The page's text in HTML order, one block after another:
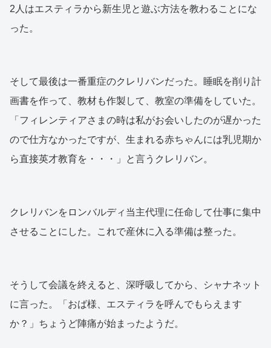
2人はエスティラから新生児と遊ぶ方法を教わることにな
った。
そして最後は一番重症のクレリバンだった。睡眠を削り計
画書を作って、教材も作製して、教室の準備をしていた。
「フィレンティアさまの時は私がお会いしたのが遅かった
ので仕方なかったですが、生まれる赤ちゃんには乳児期か
ら直接英才教育を・・・」と言うクレリバン。
クレリバンをロンバルディ当主代理に任命して仕事に集中
させることにした。これで産休に入る準備は整った。
そうして会議を終えると、深呼吸してから、シャナネット
に言った。「おば様、エスティラを呼んでもらえます
か？」ちょうど陣痛が始まったようだ。